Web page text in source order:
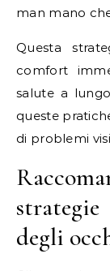
man mano
Questa
comfort
salute a
queste
di problemi
degli